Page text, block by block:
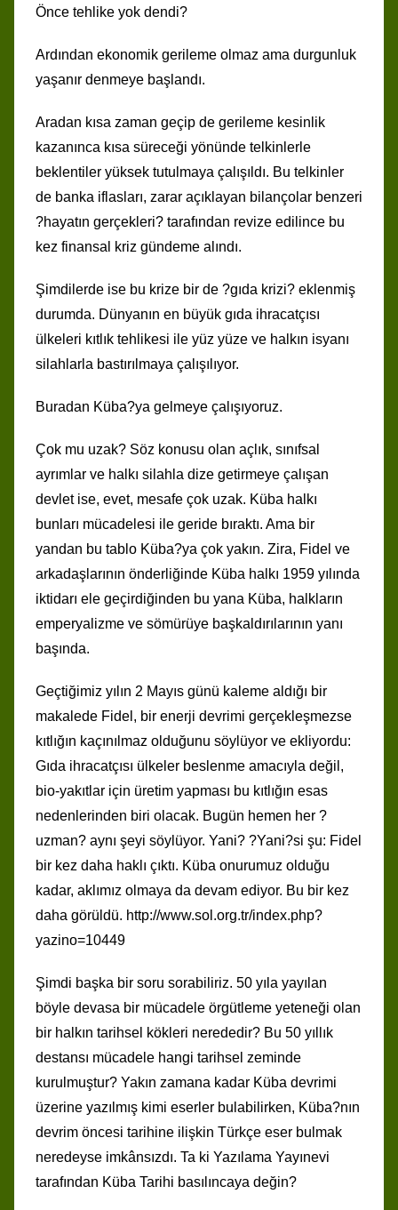
Önce tehlike yok dendi?
Ardından ekonomik gerileme olmaz ama durgunluk
yaşanır denmeye başlandı.
Aradan kısa zaman geçip de gerileme kesinlik
kazanınca kısa süreceği yönünde telkinlerle
beklentiler yüksek tutulmaya çalışıldı. Bu telkinler
de banka iflasları, zarar açıklayan bilançolar benzeri
?hayatın gerçekleri? tarafından revize edilince bu
kez finansal kriz gündeme alındı.
Şimdilerde ise bu krize bir de ?gıda krizi? eklenmiş
durumda. Dünyanın en büyük gıda ihracatçısı
ülkeleri kıtlık tehlikesi ile yüz yüze ve halkın isyanı
silahlarla bastırılmaya çalışılıyor.
Buradan Küba?ya gelmeye çalışıyoruz.
Çok mu uzak? Söz konusu olan açlık, sınıfsal
ayrımlar ve halkı silahla dize getirmeye çalışan
devlet ise, evet, mesafe çok uzak. Küba halkı
bunları mücadelesi ile geride bıraktı. Ama bir
yandan bu tablo Küba?ya çok yakın. Zira, Fidel ve
arkadaşlarının önderliğinde Küba halkı 1959 yılında
iktidarı ele geçirdiğinden bu yana Küba, halkların
emperyalizme ve sömürüye başkaldırılarının yanı
başında.
Geçtiğimiz yılın 2 Mayıs günü kaleme aldığı bir
makalede Fidel, bir enerji devrimi gerçekleşmezse
kıtlığın kaçınılmaz olduğunu söylüyor ve ekliyordu:
Gıda ihracatçısı ülkeler beslenme amacıyla değil,
bio-yakıtlar için üretim yapması bu kıtlığın esas
nedenlerinden biri olacak. Bugün hemen her ?
uzman? aynı şeyi söylüyor. Yani? ?Yani?si şu: Fidel
bir kez daha haklı çıktı. Küba onurumuz olduğu
kadar, aklımız olmaya da devam ediyor. Bu bir kez
daha görüldü. http://www.sol.org.tr/index.php?
yazino=10449
Şimdi başka bir soru sorabiliriz. 50 yıla yayılan
böyle devasa bir mücadele örgütleme yeteneği olan
bir halkın tarihsel kökleri nerededir? Bu 50 yıllık
destansı mücadele hangi tarihsel zeminde
kurulmuştur? Yakın zamana kadar Küba devrimi
üzerine yazılmış kimi eserler bulabilirken, Küba?nın
devrim öncesi tarihine ilişkin Türkçe eser bulmak
neredeyse imkânsızdı. Ta ki Yazılama Yayınevi
tarafından Küba Tarihi basılıncaya değin?